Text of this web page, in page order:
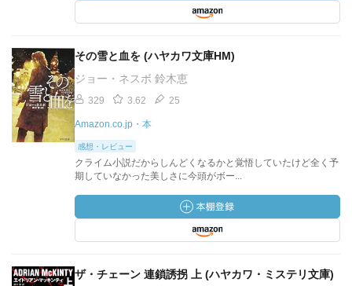
その雪と血を (ハヤカワ文庫HM)
ジョー・ネスボ 鈴木恵
329 3.62 25
Amazon.co.jp・本
感想・レビュー
クライム小説だからしんどくなるかと覚悟していたけど全く予
期していなかった美しさに今頭がボー...
ザ・チェーン 連鎖誘拐 上 (ハヤカワ・ミステリ文庫)